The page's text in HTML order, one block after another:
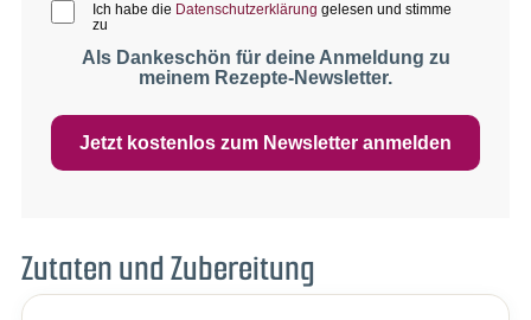
Ich habe die Datenschutzerklärung gelesen und stimme
zu
Als Dankeschön für deine Anmeldung zu
meinem Rezepte-Newsletter.
Jetzt kostenlos zum Newsletter anmelden
Zutaten und Zubereitung